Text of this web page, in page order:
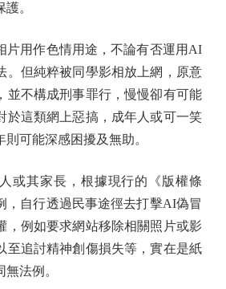
。
用作色情用途，不論有否運用AI
。但純粹被同學影相放上網，原意
並不構成刑事罪行，慢慢卻有可能
於這類網上惡搞，成年人或可一笑
可能深感困擾及無助。
其家長，根據現行的《版權條
，自行透過民事途徑去打擊AI偽冒
，例如要求網站移除相關照片或影
至追討精神創傷損失等，實在是紙
法例。